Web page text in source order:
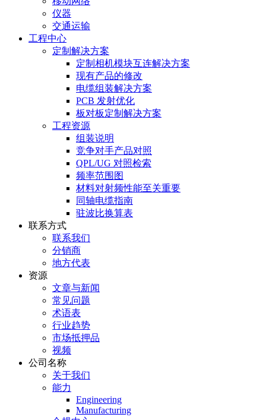
仪器
交通运输
工程中心
定制解决方案
定制相机模块互连解决方案
现有产品的修改
电缆组装解决方案
PCB 发射优化
板对板定制解决方案
工程资源
组装说明
竞争对手产品对照
QPL/UG 对照检索
频率范围图
材料对射频性能至关重要
同轴电缆指南
驻波比换算表
联系方式
联系我们
分销商
地方代表
资源
文章与新闻
常见问题
术语表
行业趋势
市场抵押品
视频
公司名称
关于我们
能力
Engineering
Manufacturing